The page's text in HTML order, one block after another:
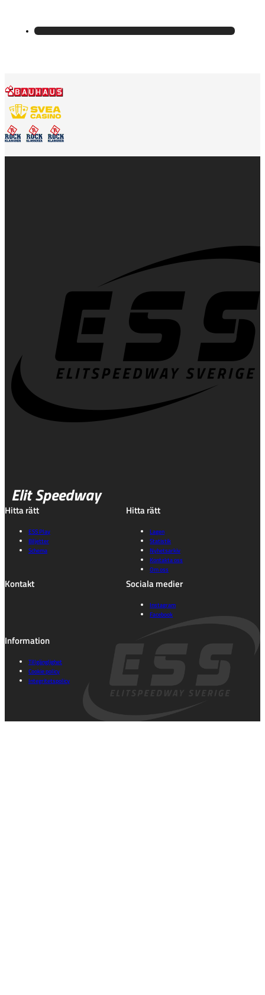
Elit Speedway
Hitta rätt
ESS Play
Biljetter
Schema
Hitta rätt
Lagen
Statistik
Nyhetsarkiv
Kontakta oss
Om oss
Kontakt Sociala medier
Instagram
Facebook
Information
Tillgänglighet
Cookie policy
Integritetspolicy